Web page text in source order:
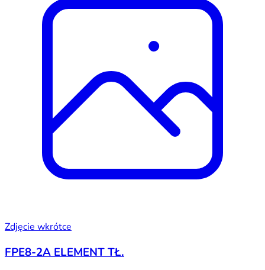
Zdjęcie wkrótce
FPE8-2A ELEMENT TŁ.